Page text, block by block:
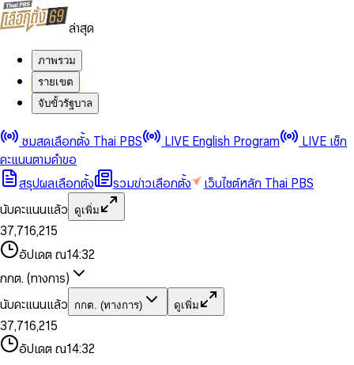
ล่าสุด
ภาพรวม
รายเขต
จับขั้วรัฐบาล
ชมสดเลือกตั้ง Thai PBS LIVE English Program
LIVE เช็ก
คะแนนตามคำขอ
สรุปผลเลือกตั้ง
รวมข่าวเลือกตั้ง
เว็บไซต์หลัก Thai PBS
นับคะแนนแล้ว
ดูเพิ่ม
0
1
2
3
4
5
6
8
9
0
1
2
3
4
5
6
7
8
9
,
0
1
2
4
6
7
8
9
0
1
2
3
4
5
6
7
8
9
0
1
3
5
6
7
8
9
,
1
2
4
5
7
8
9
0
1
3
4
6
7
8
9
0
2
3
4
5
7
8
อัปเดต ณ14:32
กกต. (ทางการ)
นับคะแนนแล้ว
กกต. (ทางการ) ดูเพิ่ม
0
1
2
3
4
5
0
1
2
4
5
6
7
8
9
,
0
1
2
4
6
7
8
9
0
1
2
3
0
1
3
5
6
7
8
,
1
2
4
0
1
3
0
2
3
4
5
7
อัปเดต ณ14:32